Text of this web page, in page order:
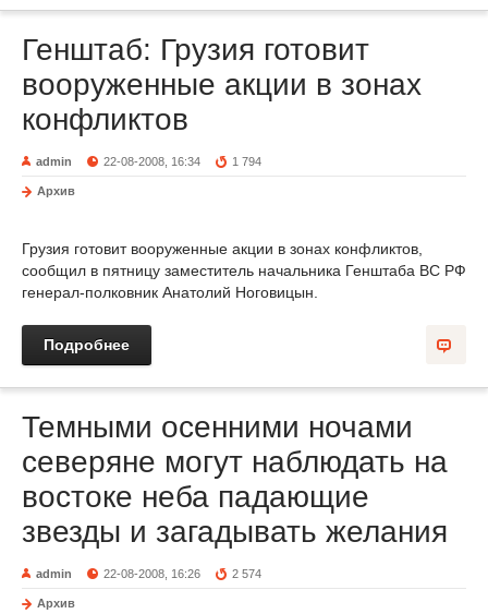
Генштаб: Грузия готовит
вооруженные акции в зонах
конфликтов
admin 22-08-2008, 16:34 1 794
Архив
Грузия готовит вооруженные акции в зонах конфликтов,
сообщил в пятницу заместитель начальника Генштаба ВС РФ
генерал-полковник Анатолий Ноговицын.
Подробнее
Темными осенними ночами
северяне могут наблюдать на
востоке неба падающие
звезды и загадывать желания
admin 22-08-2008, 16:26 2 574
Архив